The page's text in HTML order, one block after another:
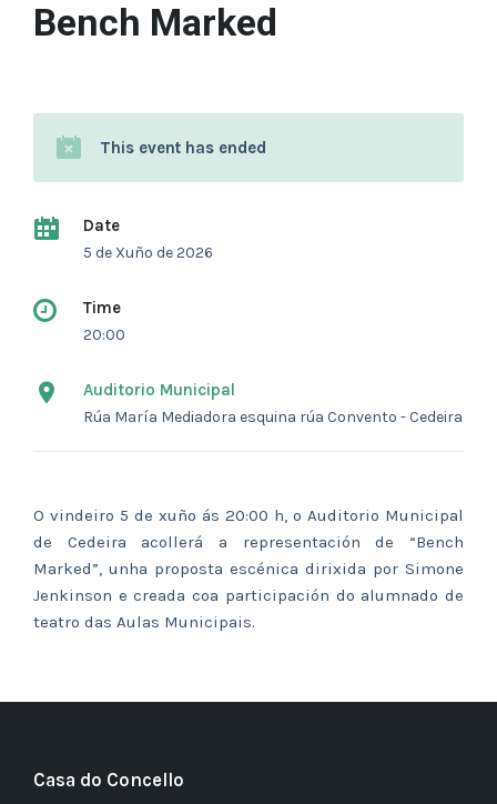
Bench Marked
This event has ended
Date
5 de Xuño de 2026
Time
20:00
Auditorio Municipal
Rúa María Mediadora esquina rúa Convento - Cedeira
O vindeiro 5 de xuño ás 20:00 h, o Auditorio Municipal
de Cedeira acollerá a representación de “Bench
Marked”, unha proposta escénica dirixida por Simone
Jenkinson e creada coa participación do alumnado de
teatro das Aulas Municipais.
Casa do Concello